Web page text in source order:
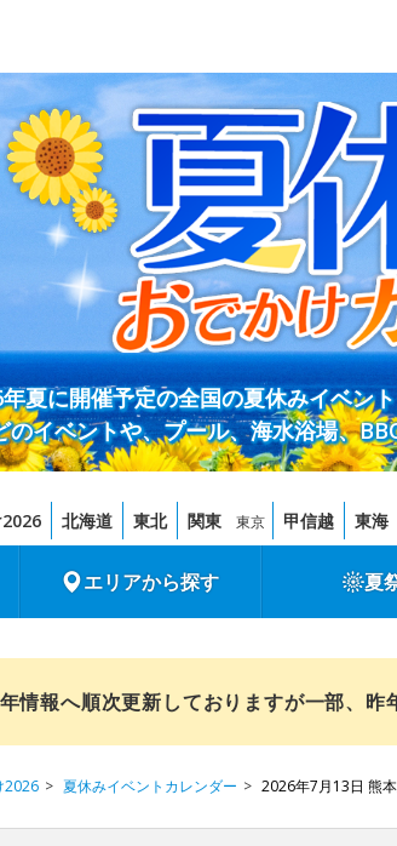
夏に開催予定の全国の夏休みイベン
のイベントや、プール、海水浴場、
北海道 東北 関東 東京 甲信越 東海
エリアから探す 夏
情報へ順次更新しておりますが一部、昨
2026 夏休みイベントカレンダー 2026年7月13日 熊